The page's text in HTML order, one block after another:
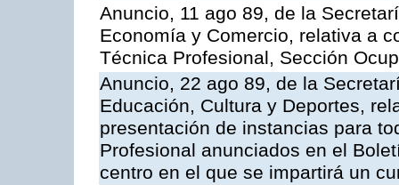
Anuncio, 11 ago 89, de la
Economía y Comercio, relativa a
Técnica Profesional, Sección
Anuncio, 22 ago 89, de la
Educación, Cultura y Deportes,
presentación de instancias para
Profesional anunciados en el
centro en el que se impartirá un